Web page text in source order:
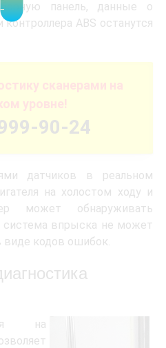
панель, данные о
ABS останутся
сканерами на
уровне!
90-24
датчиков в реальном
на холостом ходу и
может обнаруживать
система впрыска не может
виде кодов ошибок.
на